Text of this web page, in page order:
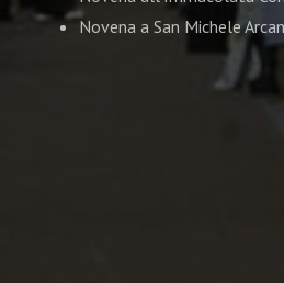
Novena a San Michele